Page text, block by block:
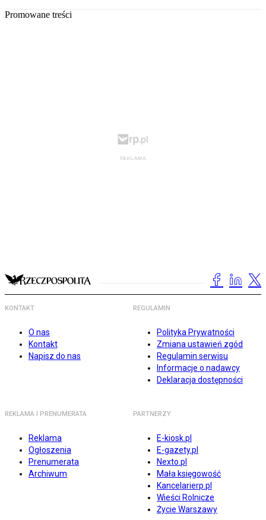
Promowane treści
KONTAKT
O nas
Kontakt
Napisz do nas
REGULAMIN
Polityka Prywatności
Zmiana ustawień zgód
Regulamin serwisu
Informacje o nadawcy
Deklaracja dostępności
REKLAMA I PRENUMERATA
Reklama
Ogłoszenia
Prenumerata
Archiwum
PARTNERZY
E-kiosk.pl
E-gazety.pl
Nexto.pl
Mała księgowość
Kancelarierp.pl
Wieści Rolnicze
Życie Warszawy